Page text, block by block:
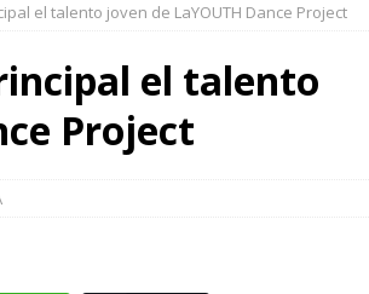
PROVINCIA
abre este sábado el Festival Veruela Verano de la
las entradas agotadas
un año más los impuestos municipales y
el talento joven de LaYOUTH Dance Project
el talento
Project